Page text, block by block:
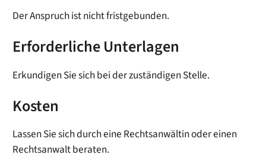
Der Anspruch ist nicht fristgebunden.
Erforderliche Unterlagen
Erkundigen Sie sich bei der zuständigen Stelle.
Kosten
Lassen Sie sich durch eine Rechtsanwältin oder einen
Rechtsanwalt beraten.